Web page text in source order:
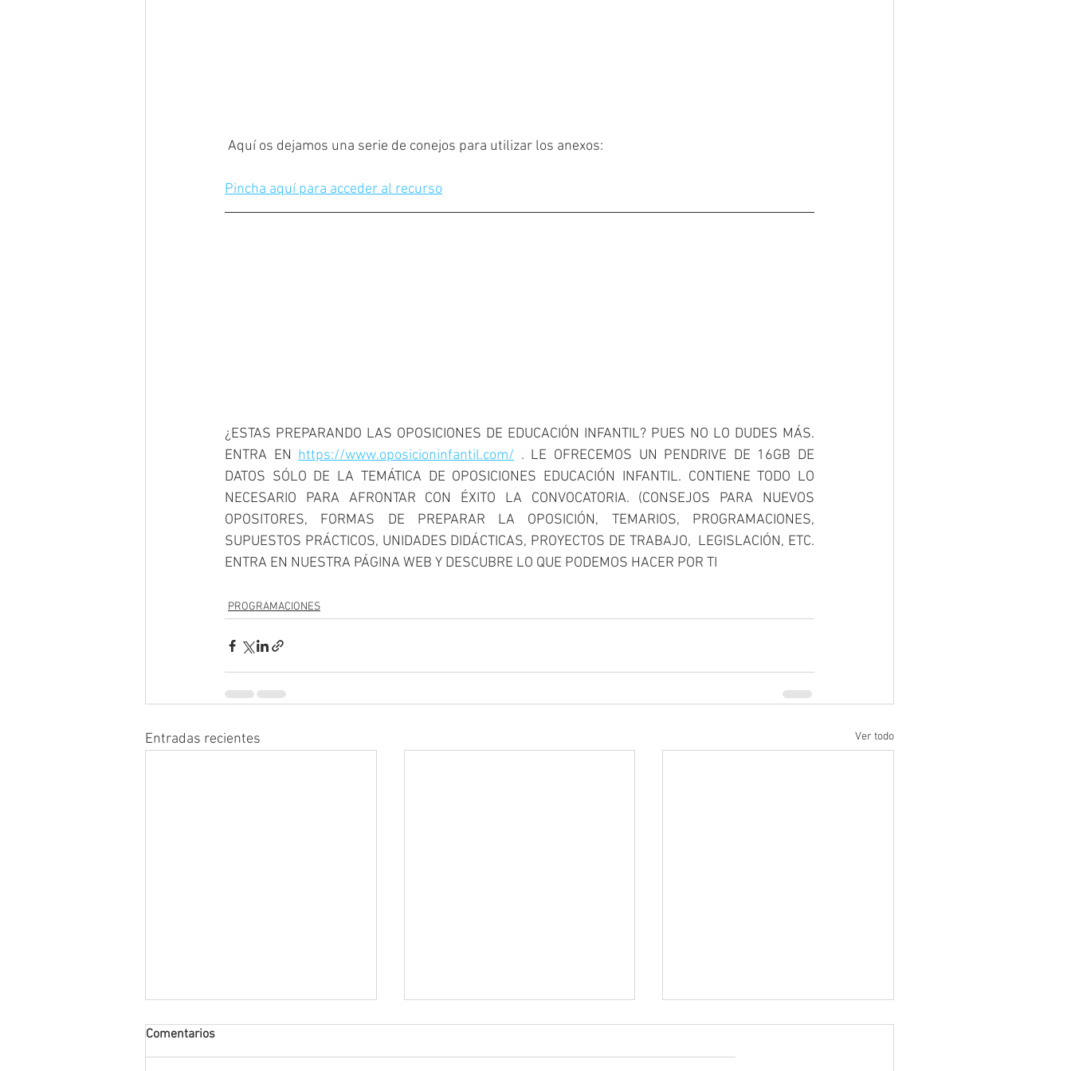
Aquí os dejamos una serie de conejos para utilizar los anexos:
Pincha aquí para acceder al recurso
¿ESTAS PREPARANDO LAS OPOSICIONES DE EDUCACIÓN INFANTIL? PUES NO LO DUDES MÁS.
ENTRA EN https://www.oposicioninfantil.com/ . LE OFRECEMOS UN PENDRIVE DE 16GB DE
DATOS SÓLO DE LA TEMÁTICA DE OPOSICIONES EDUCACIÓN INFANTIL. CONTIENE TODO LO
NECESARIO PARA AFRONTAR CON ÉXITO LA CONVOCATORIA. (CONSEJOS PARA NUEVOS
OPOSITORES, FORMAS DE PREPARAR LA OPOSICIÓN, TEMARIOS, PROGRAMACIONES,
SUPUESTOS PRÁCTICOS, UNIDADES DIDÁCTICAS, PROYECTOS DE TRABAJO,  LEGISLACIÓN, ETC.
ENTRA EN NUESTRA PÁGINA WEB Y DESCUBRE LO QUE PODEMOS HACER POR TI
PROGRAMACIONES
Entradas recientes Ver todo
Comentarios